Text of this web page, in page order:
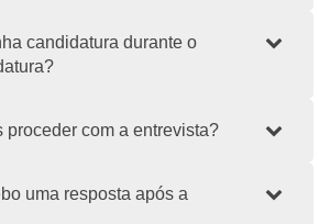
candidatura durante o
proceder com a entrevista?
uma resposta após a